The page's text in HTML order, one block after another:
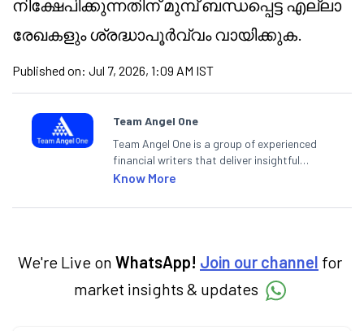
നിക്ഷേപിക്കുന്നതിന് മുമ്പ് ബന്ധപ്പെട്ട എല്ലാ
രേഖകളും ശ്രദ്ധാപൂർവ്വം വായിക്കുക.
Published on: Jul 7, 2026, 1:09 AM IST
Team Angel One
Team Angel One is a group of experienced
financial writers that deliver insightful
articles on the stock market, IPO, economy,
categories.
Know More
We're Live on WhatsApp! Join our channel for
market insights & updates